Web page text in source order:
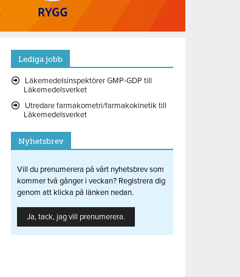
Lediga jobb
Läkemedelsinspektörer GMP-GDP till
Läkemedelsverket
Utredare farmakometri/farmakokinetik till
Läkemedelsverket
Nyhetsbrev
Vill du prenumerera på vårt nyhetsbrev som
kommer två gånger i veckan? Registrera dig
genom att klicka på länken nedan.
Ja, tack, jag vill prenumerera.